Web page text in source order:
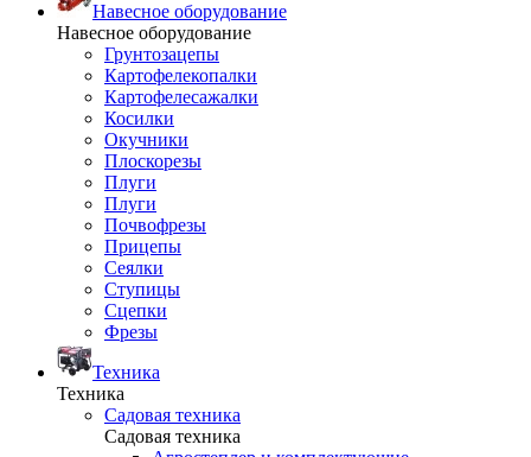
Навесное оборудование
Навесное оборудование
Грунтозацепы
Картофелекопалки
Картофелесажалки
Косилки
Окучники
Плоскорезы
Плуги
Плуги
Почвофрезы
Прицепы
Сеялки
Ступицы
Сцепки
Фрезы
Техника
Техника
Садовая техника
Садовая техника